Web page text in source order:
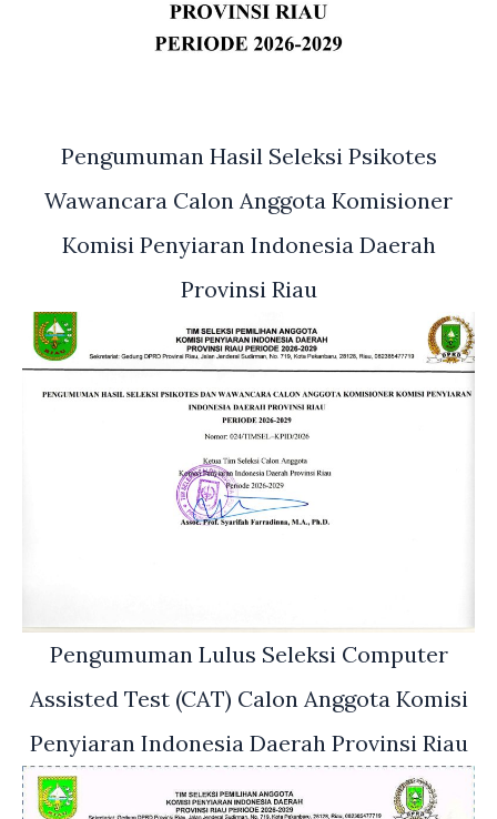
Pengumuman Hasil Seleksi Psikotes
Wawancara Calon Anggota Komisioner
Komisi Penyiaran Indonesia Daerah
Provinsi Riau
Pengumuman Lulus Seleksi Computer
Assisted Test (CAT) Calon Anggota Komisi
Penyiaran Indonesia Daerah Provinsi Riau